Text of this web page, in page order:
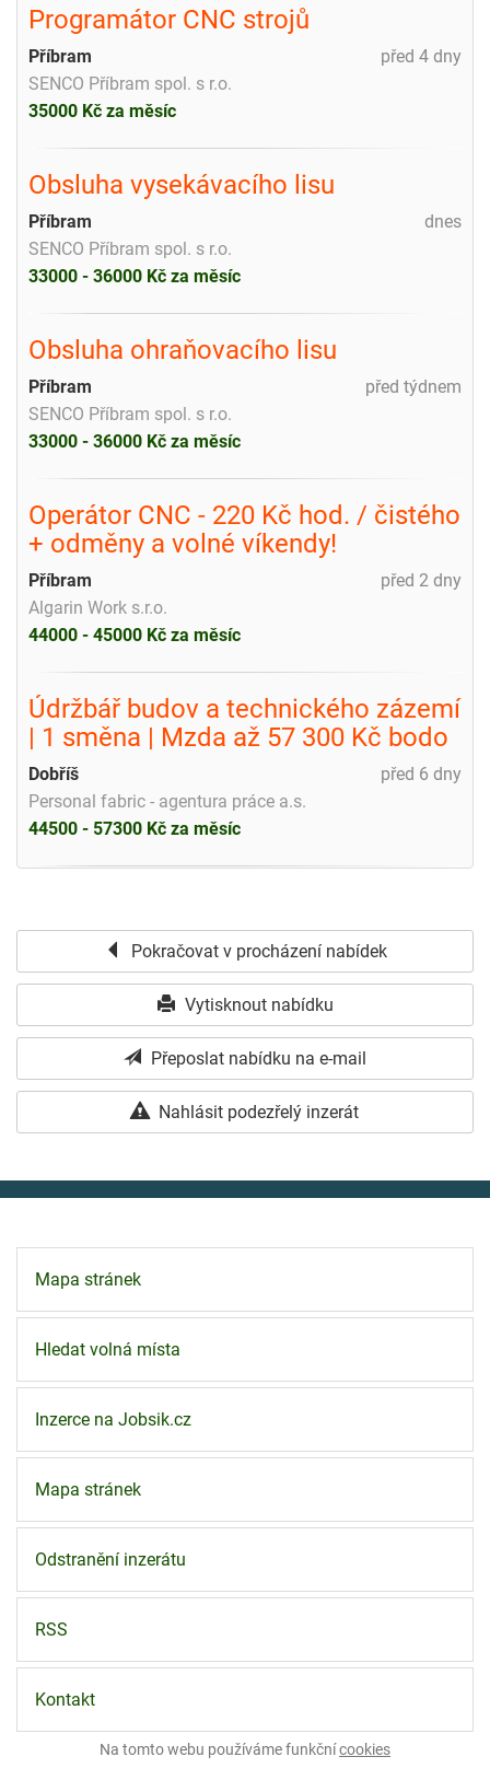
Programátor CNC strojů
před 4 dny
Příbram
SENCO Příbram spol. s r.o.
35000 Kč za měsíc
Obsluha vysekávacího lisu
dnes
Příbram
SENCO Příbram spol. s r.o.
33000 - 36000 Kč za měsíc
Obsluha ohraňovacího lisu
před týdnem
Příbram
SENCO Příbram spol. s r.o.
33000 - 36000 Kč za měsíc
Operátor CNC - 220 Kč hod. / čistého
+ odměny a volné víkendy!
před 2 dny
Příbram
Algarin Work s.r.o.
44000 - 45000 Kč za měsíc
Údržbář budov a technického zázemí
| 1 směna | Mzda až 57 300 Kč bodo
před 6 dny
Dobříš
Personal fabric - agentura práce a.s.
44500 - 57300 Kč za měsíc
Pokračovat v procházení nabídek
Vytisknout nabídku
Přeposlat nabídku na e-mail
Nahlásit podezřelý inzerát
Mapa stránek
Hledat volná místa
Inzerce na Jobsik.cz
Mapa stránek
Odstranění inzerátu
RSS
Kontakt
Na tomto webu používáme funkčnícookies